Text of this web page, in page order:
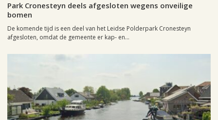
Park Cronesteyn deels afgesloten wegens onveilige
bomen
De komende tijd is een deel van het Leidse Polderpark Cronesteyn
afgesloten, omdat de gemeente er kap- en...